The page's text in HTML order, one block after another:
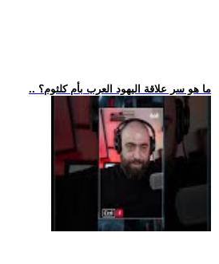
.. ما هو سر علاقة اليهود العرب بأم كلثوم؟